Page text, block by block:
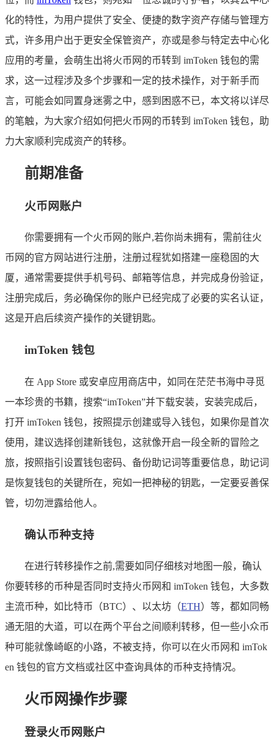
化的特性，为用户提供了安全、便捷的数字资产存储与管理方
式，许多用户出于更安全保管资产，亦或是参与特定去中心化
应用的考量，会萌生出将火币网的币转到 imToken 钱包的需
求，这一过程涉及多个步骤和一定的技术操作，对于新手而
言，可能会如同置身迷雾之中，感到困惑不已，本文将以详尽
的笔触，为大家介绍如何把火币网的币转到 imToken 钱包，助
力大家顺利完成资产的转移。
前期准备
火币网账户
你需要拥有一个火币网的账户,若你尚未拥有，需前往火
币网的官方网站进行注册，注册过程犹如搭建一座稳固的大
厦，通常需要提供手机号码、邮箱等信息，并完成身份验证，
注册完成后，务必确保你的账户已经完成了必要的实名认证，
这是开启后续资产操作的关键钥匙。
imToken 钱包
在 App Store 或安卓应用商店中，如同在茫茫书海中寻觅
一本珍贵的书籍，搜索“imToken”并下载安装，安装完成后，
打开 imToken 钱包，按照提示创建或导入钱包，如果你是首次
使用，建议选择创建新钱包，这就像开启一段全新的冒险之
旅，按照指引设置钱包密码、备份助记词等重要信息，助记词
是恢复钱包的关键所在，宛如一把神秘的钥匙，一定要妥善保
管，切勿泄露给他人。
确认币种支持
在进行转移操作之前,需要如同仔细核对地图一般，确认
你要转移的币种是否同时支持火币网和 imToken 钱包，大多数
主流币种，如比特币（BTC）、以太坊（ETH）等，都如同畅
通无阻的大道，可以在两个平台之间顺利转移，但一些小众币
种可能就像崎岖的小路，不被支持，你可以在火币网和 imTok
en 钱包的官方文档或社区中查询具体的币种支持情况。
火币网操作步骤
登录火币网账户